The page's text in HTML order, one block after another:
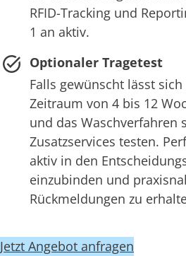
RFID-Tracking und
1 an aktiv.
Optionaler Tragetest
Falls gewünscht lässt
Zeitraum von 4 bis 12
und das Waschverfahren
Zusatzservices testen.
aktiv in den
einzubinden und
Rückmeldungen zu
Jetzt Angebot anfragen